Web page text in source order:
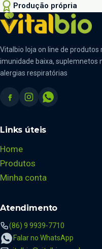
Produção própria
Vitalbio loja on line de
imunidade baixa, suplemnetos
alergias respiratórias
Links úteis
Home
Produtos
Minha conta
Atendimento
(86) 9 9939-7710
Falar no WhatsApp